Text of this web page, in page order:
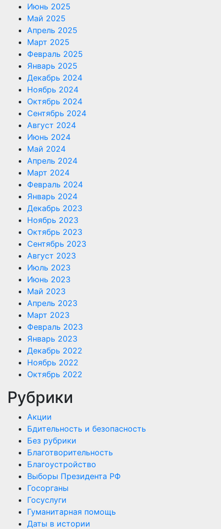
Июнь 2025
Май 2025
Апрель 2025
Март 2025
Февраль 2025
Январь 2025
Декабрь 2024
Ноябрь 2024
Октябрь 2024
Сентябрь 2024
Август 2024
Июнь 2024
Май 2024
Апрель 2024
Март 2024
Февраль 2024
Январь 2024
Декабрь 2023
Ноябрь 2023
Октябрь 2023
Сентябрь 2023
Август 2023
Июль 2023
Июнь 2023
Май 2023
Апрель 2023
Март 2023
Февраль 2023
Январь 2023
Декабрь 2022
Ноябрь 2022
Октябрь 2022
Рубрики
Акции
Бдительность и безопасность
Без рубрики
Благотворительность
Благоустройство
Выборы Президента РФ
Госорганы
Госуслуги
Гуманитарная помощь
Даты в истории